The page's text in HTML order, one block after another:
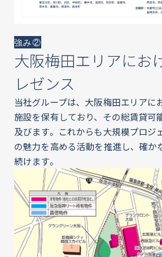
強み②
大阪梅田エリアにお
レゼンス
当社グループは、大阪梅田エリアに
施設を保有しており、その総賃貸可
及びます。これからも大規模プロジ
の魅力を高める活動を推進し、確か
続けます。